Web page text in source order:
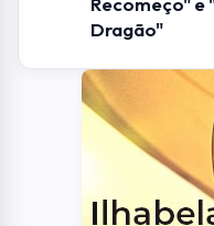
Inteligência
serão tema
José dos
02BRASIL
Ciclone perde
90 km/h
03 SÃO JOSE DOS
Clube de
feijoada
OCORRÊNCIAS